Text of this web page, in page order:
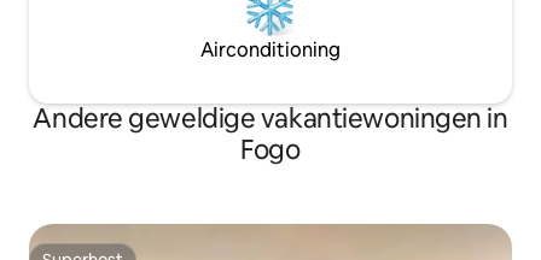
Airconditioning
Andere geweldige vakantiewoningen in
Fogo